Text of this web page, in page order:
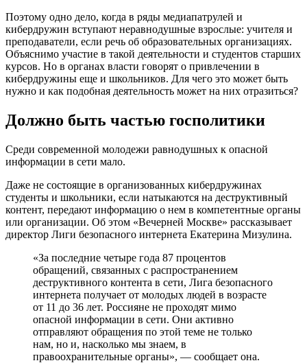
Поэтому одно дело, когда в ряды медиапатрулей и
кибердружин вступают неравнодушные взрослые: учителя и
преподаватели, если речь об образовательных организациях.
Объяснимо участие в такой деятельности и студентов старших
курсов. Но в органах власти говорят о привлечении в
кибердружины еще и школьников. Для чего это может быть
нужно и как подобная деятельность может на них отразиться?
Должно быть частью госполитики
Среди современной молодежи равнодушных к опасной
информации в сети мало.
Даже не состоящие в организованных кибердружинах
студенты и школьники, если натыкаются на деструктивный
контент, передают информацию о нем в компетентные органы
или организации. Об этом «Вечерней Москве» рассказывает
директор Лиги безопасного интернета Екатерина Мизулина.
«За последние четыре года 87 процентов
обращений, связанных с распространением
деструктивного контента в сети, Лига безопасного
интернета получает от молодых людей в возрасте
от 11 до 36 лет. Россияне не проходят мимо
опасной информации в сети. Они активно
отправляют обращения по этой теме не только
нам, но и, насколько мы знаем, в
правоохранительные органы», — сообщает она.